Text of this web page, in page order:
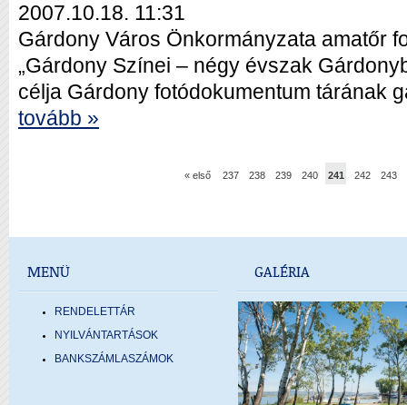
2007.10.18. 11:31
Gárdony Város Önkormányzata amatőr
„Gárdony Színei – négy évszak
célja Gárdony fotódokumentum tárának
tovább »
« első 237 238 239 240 241 242 243
MENÜ
RENDELETTÁR
NYILVÁNTARTÁSOK
BANKSZÁMLASZÁMOK
GALÉRIA